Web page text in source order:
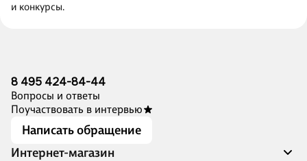
и конкурсы.
8 495 424-84-44
Вопросы и ответы
Поучаствовать в интервью
Написать обращение
Интернет-магазин